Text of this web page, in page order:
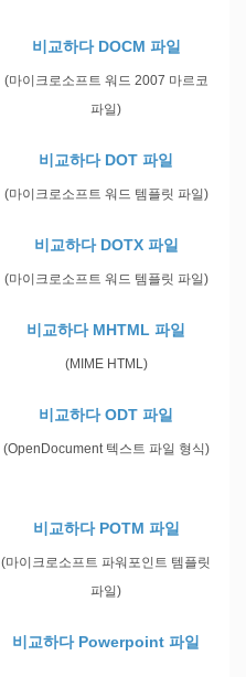
비교하다 DOCM 파일
(마이크로소프트 워드 2007 마르코
파일)
비교하다 DOT 파일
(마이크로소프트 워드 템플릿 파일)
비교하다 DOTX 파일
(마이크로소프트 워드 템플릿 파일)
비교하다 MHTML 파일
(MIME HTML)
비교하다 ODT 파일
(OpenDocument 텍스트 파일 형식)
비교하다 POTM 파일
(마이크로소프트 파워포인트 템플릿
파일)
비교하다 Powerpoint 파일